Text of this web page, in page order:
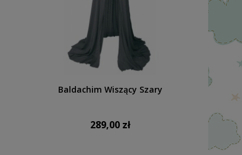
Baldachim Wiszący Szary
289,00 zł